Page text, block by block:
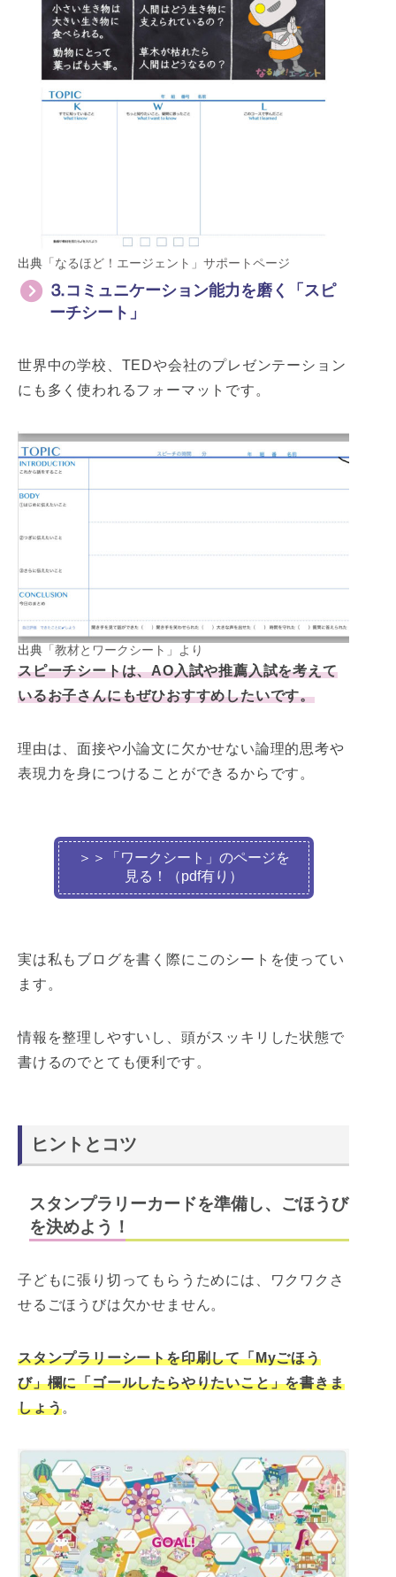
出典 「なるほど！エージェント」サポートページ
⒊コミュニケーション能力を磨く「スピ
ーチシート」
世界中の学校、TEDや会社のプレゼンテーション
にも多く使われるフォーマットです。
出典 「教材とワークシート」より
スピーチシートは、AO入試や推薦入試を考えて
いるお子さんにもぜひおすすめしたいです。
理由は、面接や小論文に欠かせない論理的思考や
表現力を身につけることができるからです。
＞＞「ワークシート」のページを
見る！（pdf有り）
実は私もブログを書く際にこのシートを使ってい
ます。
情報を整理しやすいし、頭がスッキリした状態で
書けるのでとても便利です。
ヒントとコツ
スタンプラリーカードを準備し、ごほうび
を決めよう！
子どもに張り切ってもらうためには、ワクワクさ
せるごほうびは欠かせません。
スタンプラリーシートを印刷して「Myごほう
び」欄に「ゴールしたらやりたいこと」を書きま
しょう。